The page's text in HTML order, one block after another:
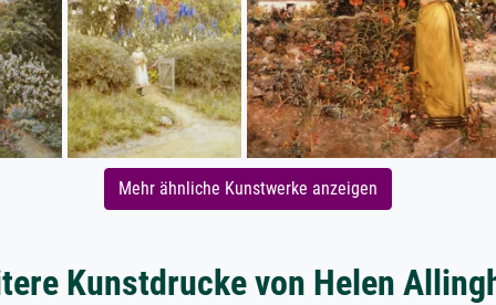
Mehr ähnliche Kunstwerke anzeigen
Kunstdrucke von Helen